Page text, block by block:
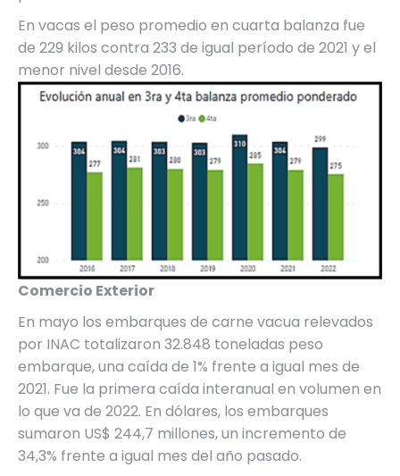
En vacas el peso promedio en cuarta balanza fue
de 229 kilos contra 233 de igual período de 2021 y el
menor nivel desde 2016.
Comercio Exterior
En mayo los embarques de carne vacua relevados
por INAC totalizaron 32.848 toneladas peso
embarque, una caída de 1% frente a igual mes de
2021. Fue la primera caída interanual en volumen en
lo que va de 2022. En dólares, los embarques
sumaron US$ 244,7 millones, un incremento de
34,3% frente a igual mes del año pasado.